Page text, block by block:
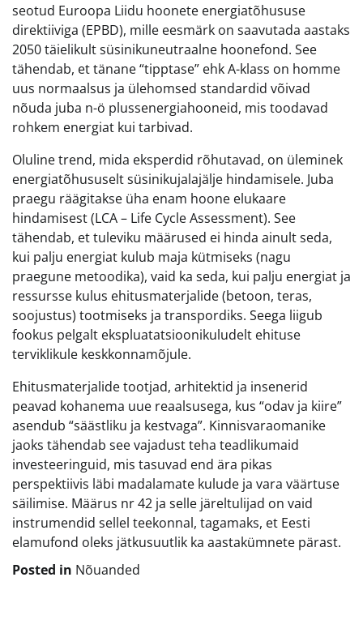
seotud Euroopa Liidu hoonete energiatõhususe
direktiiviga (EPBD), mille eesmärk on saavutada aastaks
2050 täielikult süsinikuneutraalne hoonefond. See
tähendab, et tänane “tipptase” ehk A-klass on homme
uus normaalsus ja ülehomsed standardid võivad
nõuda juba n-ö plussenergiahooneid, mis toodavad
rohkem energiat kui tarbivad.
Oluline trend, mida eksperdid rõhutavad, on üleminek
energiatõhususelt süsinikujalajälje hindamisele. Juba
praegu räägitakse üha enam hoone elukaare
hindamisest (LCA – Life Cycle Assessment). See
tähendab, et tuleviku määrused ei hinda ainult seda,
kui palju energiat kulub maja kütmiseks (nagu
praegune metoodika), vaid ka seda, kui palju energiat ja
ressursse kulus ehitusmaterjalide (betoon, teras,
soojustus) tootmiseks ja transpordiks. Seega liigub
fookus pelgalt ekspluatatsioonikuludelt ehituse
terviklikule keskkonnamõjule.
Ehitusmaterjalide tootjad, arhitektid ja insenerid
peavad kohanema uue reaalsusega, kus “odav ja kiire”
asendub “säästliku ja kestvaga”. Kinnisvaraomanike
jaoks tähendab see vajadust teha teadlikumaid
investeeringuid, mis tasuvad end ära pikas
perspektiivis läbi madalamate kulude ja vara väärtuse
säilimise. Määrus nr 42 ja selle järeltulijad on vaid
instrumendid sellel teekonnal, tagamaks, et Eesti
elamufond oleks jätkusuutlik ka aastakümnete pärast.
Posted in Nõuanded